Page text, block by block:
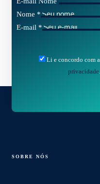
Nome *
E-mail *
Li e concordo com a
privacidade.
SOBRE NÓS